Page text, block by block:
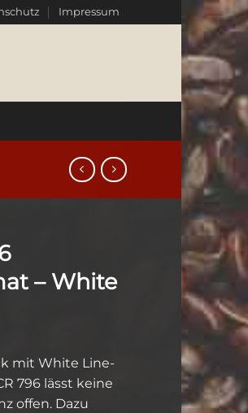
Impressum
– White
mit White Line-
796 lässt keine
offen. Dazu